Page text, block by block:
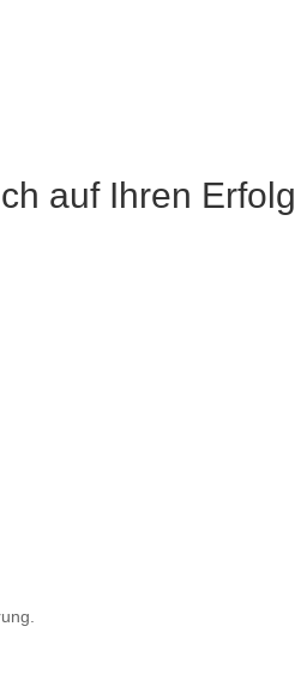
auf Ihren Erfolg